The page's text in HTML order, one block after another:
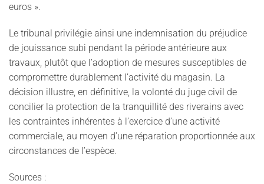
euros ».
Le tribunal privilégie ainsi une indemnisation du préjudice
de jouissance subi pendant la période antérieure aux
travaux, plutôt que l’adoption de mesures susceptibles de
compromettre durablement l’activité du magasin. La
décision illustre, en définitive, la volonté du juge civil de
concilier la protection de la tranquillité des riverains avec
les contraintes inhérentes à l’exercice d’une activité
commerciale, au moyen d’une réparation proportionnée aux
circonstances de l’espèce.
Sources :